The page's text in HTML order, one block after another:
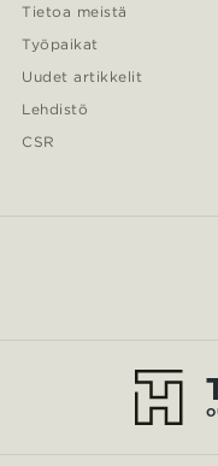
Tietoa meistä
Työpaikat
Uudet artikkelit
Lehdistö
CSR